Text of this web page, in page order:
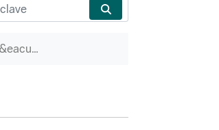
P&aacute;ginas hu&eacute;rfanas